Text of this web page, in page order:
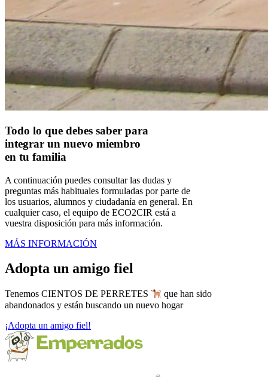
Todo lo que debes saber para
integrar un nuevo miembro
en tu familia
A continuación puedes consultar las dudas y
preguntas más habituales formuladas por parte de
los usuarios, alumnos y ciudadanía en general. En
cualquier caso, el equipo de ECO2CIR está a
vuestra disposición para más información.
MÁS INFORMACIÓN
Adopta un amigo fiel
Tenemos CIENTOS DE PERRETES
que han sido
abandonados y están buscando un nuevo hogar
¡Adopta un amigo fiel!